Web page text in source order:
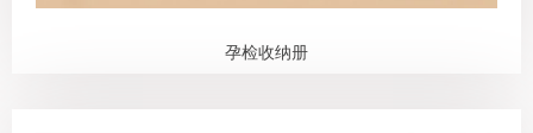
孕检收纳册